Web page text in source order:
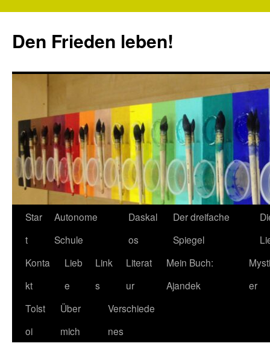
springen
Den Frieden leben!
Star
t
Autonome
Schule
Daskal
os
Der dreifache
Spiegel
Konta
kt
Lieb
e
Link
s
Literat
ur
Mein Buch:
Ajandek
er
Tolst
oi
Über
mich
Verschiede
nes